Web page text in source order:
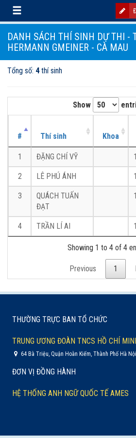
DANH SÁCH THÍ SINH DỰ THI -
HERMANN GMEINER - CÀ MAU
Tổng số: 4thí sinh
Show
# Thí sinh Khoa
1 ĐẶNG CHÍ VỸ
2 LÊ PHÚ ÁNH
3
QUÁCH TUẤN
ĐẠT
4 TRẦN LÍ AI
Showing 1 to 4 of 4
Previous 1
THƯỜNG TRỰC BAN TỔ CHỨC
TRUNG ƯƠNG ĐOÀN TNCS HỒ CHÍ
64 Bà Triệu, Quận Hoàn Kiếm, Thành Phố Hà Nội
ĐƠN VỊ ĐỒNG HÀNH
HỆ THỐNG ANH NGỮ QUỐC TẾ AMES